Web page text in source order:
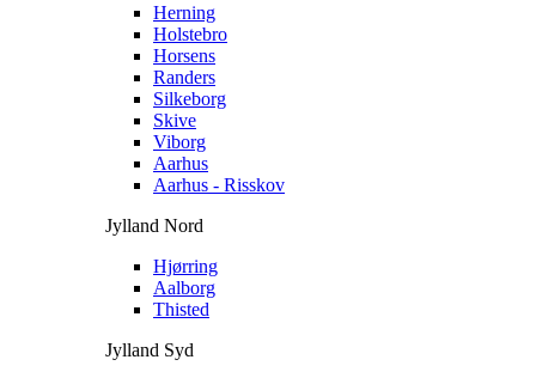
Herning
Holstebro
Horsens
Randers
Silkeborg
Skive
Viborg
Aarhus
Aarhus - Risskov
Jylland Nord
Hjørring
Aalborg
Thisted
Jylland Syd